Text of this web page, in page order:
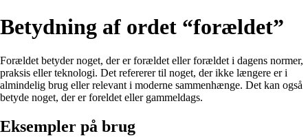
Betydning af ordet “forældet”
Forældet betyder noget, der er forældet eller forældet i dagens normer,
praksis eller teknologi. Det refererer til noget, der ikke længere er i
almindelig brug eller relevant i moderne sammenhænge. Det kan også
betyde noget, der er foreldet eller gammeldags.
Eksempler på brug